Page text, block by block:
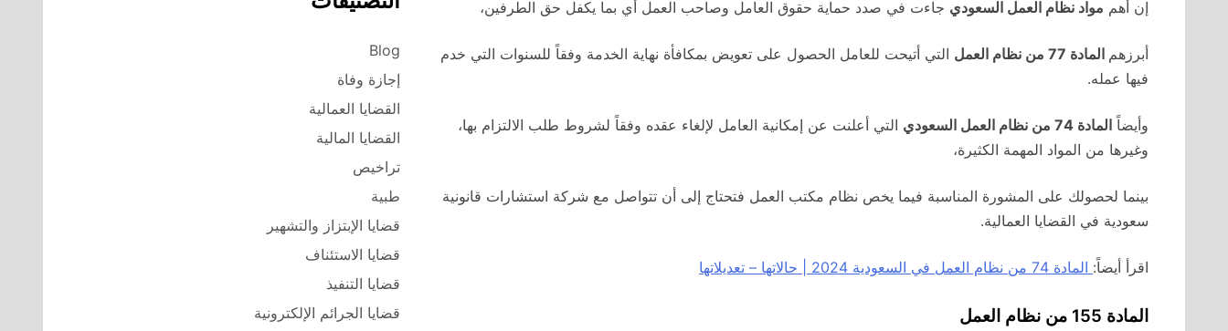
إن أهم مواد نظام العمل السعودي جاءت في صدد حماية حقوق العامل وصاحب العمل أي بما يكفل حق الطرفين،
أبرزهم المادة 77 من نظام العمل
التي أتيحت للعامل الحصول على تعويض بمكافأة نهاية الخدمة وفقاً للسنوات التي خدم
فيها عمله.
وأيضاً المادة 74 من نظام العمل السعودي
التي أعلنت عن إمكانية العامل لإلغاء عقده وفقاً لشروط طلب الالتزام بها،
وغيرها من المواد المهمة الكثيرة،
بينما لحصولك على المشورة المناسبة فيما يخص نظام مكتب العمل فتحتاج إلى أن تتواصل مع شركة استشارات قانونية
سعودية في القضايا العمالية.
اقرأ أيضاً: المادة 74 من نظام العمل في السعودية 2024 | حالاتها – تعديلاتها
المادة 155 من نظام العمل
Blog
إجازة وفاة
القضايا العمالية
القضايا المالية
تراخيص
طبية
قضايا الإبتزاز والتشهير
قضايا الاستئناف
قضايا التنفيذ
قضايا الجرائم الإلكترونية